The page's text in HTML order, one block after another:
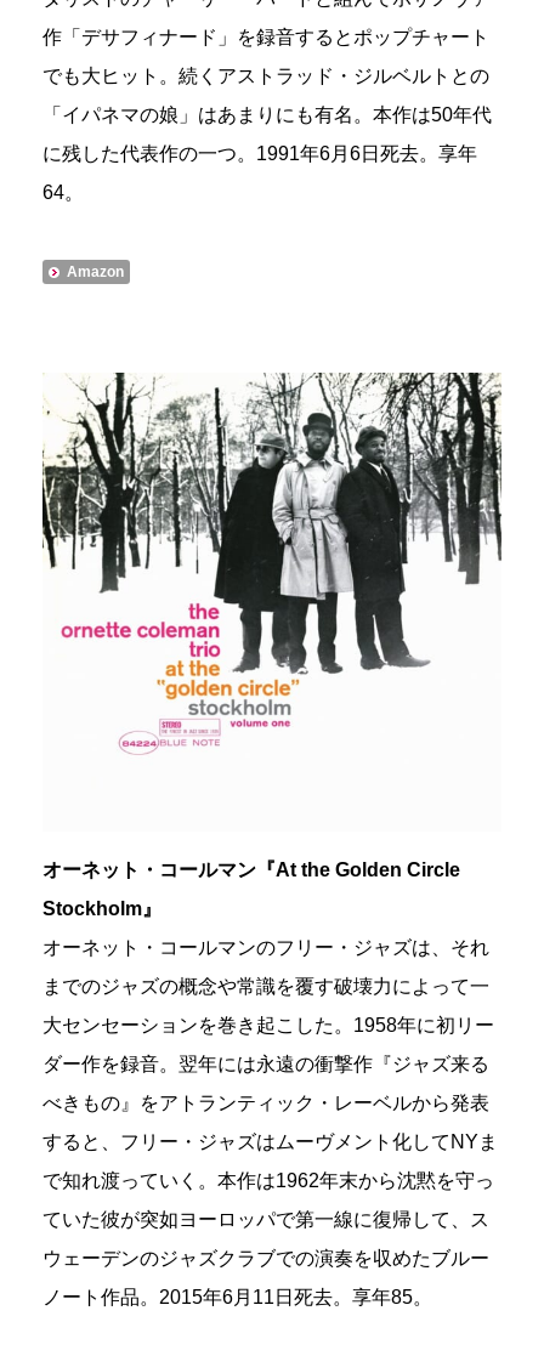
作「デサフィナード」を録音するとポップチャート
でも大ヒット。続くアストラッド・ジルベルトとの
「イパネマの娘」はあまりにも有名。本作は50年代
に残した代表作の一つ。1991年6月6日死去。享年
64。
Amazon
オーネット・コールマン『At the Golden Circle
Stockholm』
オーネット・コールマンのフリー・ジャズは、それ
までのジャズの概念や常識を覆す破壊力によって一
大センセーションを巻き起こした。1958年に初リー
ダー作を録音。翌年には永遠の衝撃作『ジャズ来る
べきもの』をアトランティック・レーベルから発表
すると、フリー・ジャズはムーヴメント化してNYま
で知れ渡っていく。本作は1962年末から沈黙を守っ
ていた彼が突如ヨーロッパで第一線に復帰して、ス
ウェーデンのジャズクラブでの演奏を収めたブルー
ノート作品。2015年6月11日死去。享年85。